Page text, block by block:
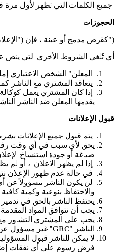
جميع الكلمات التي تظهر لأول مرة
الحجوزات
("كقرص مدمج أو عينة ، فإن
أي تُلغى الشروط الأخرى التي ينص
المعلن" الشخص الاعتباري إما
يتعاقد المشتري مع الناشر
إذا كان المشتري يعمل
يقدمها المعلن ضد الناشر
قبول الإعلانات
يتم قبول جميع الإعلانات
يحق لأي سبب في أي وقت رفض
صياغة أو جودة استنساخ
إذا لم يظهر الاعلان ، أو
في حالة عدم ظهور الإعلان
لن يكون الناشر مسؤولاً عن
والاحتفاظ بنوعية وكمية
يحتفظ الناشر بالحق في
يجب أن تتوافق المواد
يجب على المشتري التشاور مع
الناشر "GRC" غير مسؤول عن التأخير في التسليم أو عدم التسليم بسبب أي حالة خارجة عن السيطرة .
لا يمكن للناشر قبول
فرض رسوم على أي نفقات